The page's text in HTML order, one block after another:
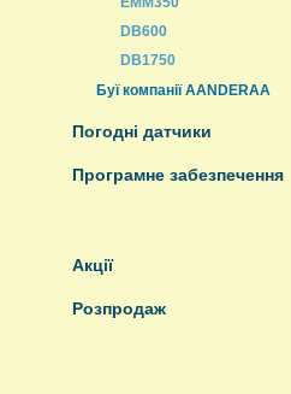
DB600
DB1750
Буї компанії AANDERAA
Погодні датчики
Програмне забезпечення
Акції
Розпродаж